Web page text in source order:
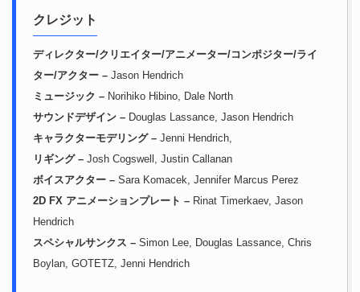
クレジット
ディレクター/クリエイター/アニメーター/コンポジター/ライ
ター/アクター – Jason Hendrich
ミュージック – Norihiko Hibino, Dale North
サウンドデザイン – Douglas Lassance, Jason Hendrich
キャラクターモデリング – Jenni Hendrich,
リギング – Josh Cogswell, Justin Callanan
ボイスアクター – Sara Komacek, Jennifer Marcus Perez
2D FX アニメーションプレート – Rinat Timerkaev, Jason
Hendrich
スペシャルサンクス – Simon Lee, Douglas Lassance, Chris
Boylan, GOTETZ, Jenni Hendrich